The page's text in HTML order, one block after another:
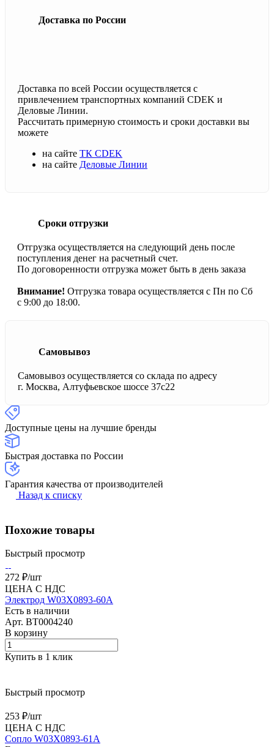
Доставка по России
Доставка по всей России осуществляется с
привлечением транспортных компаний CDEK и
Деловые Линии.
Рассчитать примерную стоимость и сроки доставки вы
можете
на сайте ТК CDEK
на сайте Деловые Линии
Сроки отгрузки
Отгрузка осуществляется на следующий день после
поступления денег на расчетный счет.
По договоренности отгрузка может быть в день заказа
Внимание! Отгрузка товара осуществляется с Пн по Сб
с 9:00 до 18:00.
Самовывоз
Самовывоз осуществляется со склада по адресу
г. Москва, Алтуфьевское шоссе 37с22
Доступные цены на лучшие бренды
Быстрая доставка по России
Гарантия качества от производителей
Назад к списку
Похожие товары
Быстрый просмотр
272 ₽/шт
ЦЕНА С НДС
Электрод W03X0893-60A
Есть в наличии
Арт. BT0004240
В корзину
Купить в 1 клик
Быстрый просмотр
253 ₽/шт
ЦЕНА С НДС
Сопло W03X0893-61A